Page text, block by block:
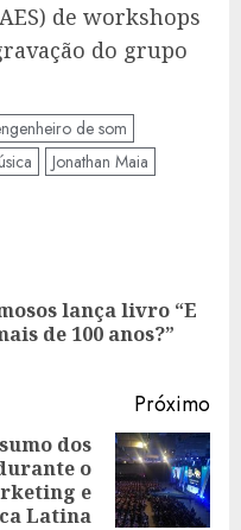
de workshops
do grupo
de som
Jonathan Maia
lança livro “E
de 100 anos?”
Próximo
dos
o
e
Latina